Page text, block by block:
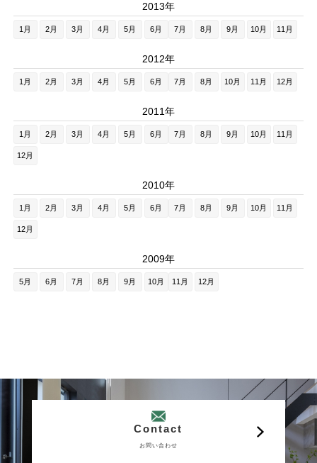
2013年
1月 2月 3月 4月 5月 6月 7月 8月 9月 10月 11月
2012年
1月 2月 3月 4月 5月 6月 7月 8月 10月 11月 12月
2011年
1月 2月 3月 4月 5月 6月 7月 8月 9月 10月 11月
12月
2010年
1月 2月 3月 4月 5月 6月 7月 8月 9月 10月 11月
12月
2009年
5月 6月 7月 8月 9月 10月 11月 12月
Contact
お問い合わせ